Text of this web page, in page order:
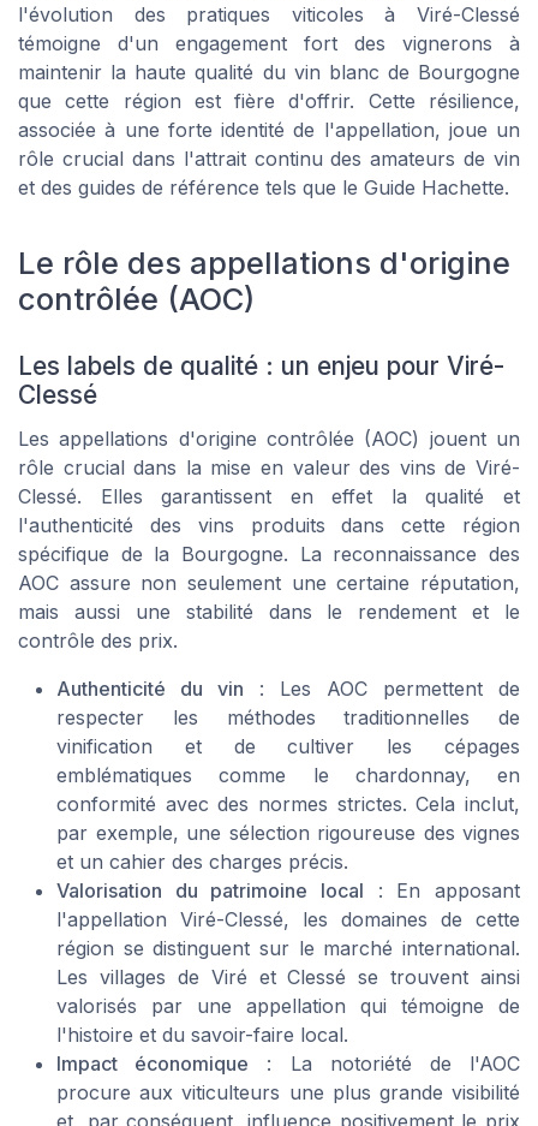
l'évolution des pratiques viticoles à Viré-Clessé
témoigne d'un engagement fort des vignerons à
maintenir la haute qualité du vin blanc de Bourgogne
que cette région est fière d'offrir. Cette résilience,
associée à une forte identité de l'appellation, joue un
rôle crucial dans l'attrait continu des amateurs de vin
et des guides de référence tels que le Guide Hachette.
Le rôle des appellations d'origine
contrôlée (AOC)
Les labels de qualité : un enjeu pour Viré-
Clessé
Les appellations d'origine contrôlée (AOC) jouent un
rôle crucial dans la mise en valeur des vins de Viré-
Clessé. Elles garantissent en effet la qualité et
l'authenticité des vins produits dans cette région
spécifique de la Bourgogne. La reconnaissance des
AOC assure non seulement une certaine réputation,
mais aussi une stabilité dans le rendement et le
contrôle des prix.
Authenticité du vin : Les AOC permettent de
respecter les méthodes traditionnelles de
vinification et de cultiver les cépages
emblématiques comme le chardonnay, en
conformité avec des normes strictes. Cela inclut,
par exemple, une sélection rigoureuse des vignes
et un cahier des charges précis.
Valorisation du patrimoine local : En apposant
l'appellation Viré-Clessé, les domaines de cette
région se distinguent sur le marché international.
Les villages de Viré et Clessé se trouvent ainsi
valorisés par une appellation qui témoigne de
l'histoire et du savoir-faire local.
Impact économique : La notoriété de l'AOC
procure aux viticulteurs une plus grande visibilité